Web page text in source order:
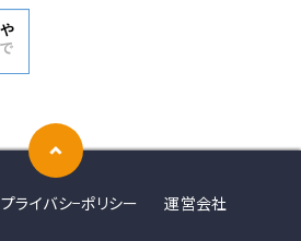
プライバシ−ポリシー 運営会社